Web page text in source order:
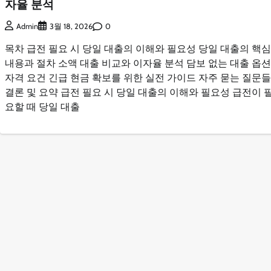
자율 분석
Admin 3월 18, 2026 0
목차 급전 필요 시 당일 대출의 이해와 필요성 당일 대출의 핵심
내용과 절차 소액 대출 비교와 이자율 분석 담보 없는 대출 옵
자격 요건 긴급 현금 확보를 위한 실전 가이드 자주 묻는 질문들
결론 및 요약 급전 필요 시 당일 대출의 이해와 필요성 급전이
요할 때 당일 대출